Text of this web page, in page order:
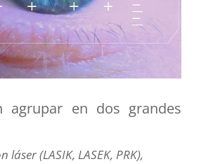
agrupar en dos grandes
láser (LASIK, LASEK, PRK),